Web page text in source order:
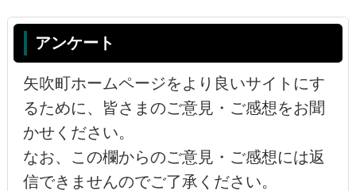
アンケート
矢吹町ホームページをより良いサイトにす
るために、皆さまのご意見・ご感想をお聞
かせください。
なお、この欄からのご意見・ご感想には返
信できませんのでご了承ください。